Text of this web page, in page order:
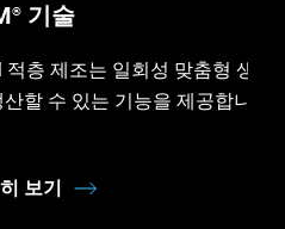
®기술
적층 제조는 일회성 맞춤형 생
할 수 있는 기능을 제공합니다.
보기